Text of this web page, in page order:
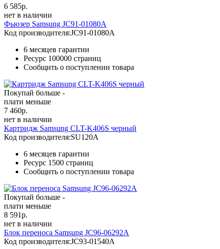
6 585р.
нет в наличии
Фьюзер Samsung JC91-01080A
Код производителя:JC91-01080A
6 месяцев гарантии
Ресурс 100000 страниц
Сообщить о поступлении товара
Покупай больше -
плати меньше
7 460р.
нет в наличии
Картридж Samsung CLT-K406S черный
Код производителя:SU120A
6 месяцев гарантии
Ресурс 1500 страниц
Сообщить о поступлении товара
Покупай больше -
плати меньше
8 591р.
нет в наличии
Блок переноса Samsung JC96-06292A
Код производителя:JC93-01540A